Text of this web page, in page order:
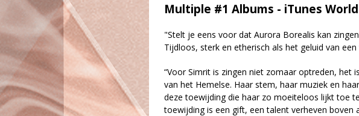
Multiple #1 Albums - iTunes
"Stelt je eens voor dat Aurora Borealis kan
Tijdloos, sterk en etherisch als het geluid van een
“Voor Simrit is zingen niet zomaar optreden, het
van het Hemelse. Haar stem, haar muziek en
deze toewijding die haar zo moeiteloos lijkt toe
toewijding is een gift, een talent verheven boven